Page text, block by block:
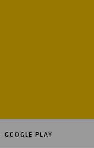
GOOGLE PLAY